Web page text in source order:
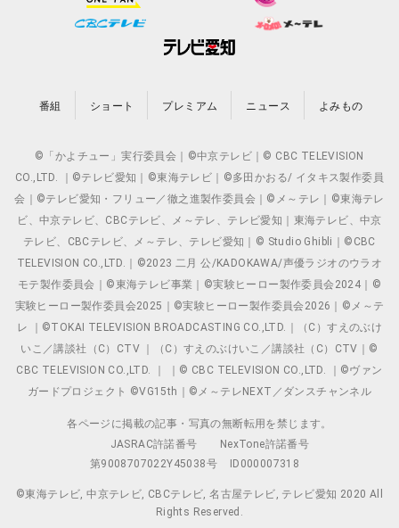
番組 ショート プレミアム ニュース よみもの
©「かよチュー」実行委員会｜©中京テレビ｜© CBC TELEVISION
CO.,LTD. ｜©テレビ愛知｜©東海テレビ｜©多田かおる/ イタキス製作委員
会｜©テレビ愛知・フリュー／徹之進製作委員会｜©メ～テレ｜©東海テレ
ビ、中京テレビ、CBCテレビ、メ～テレ、テレビ愛知｜東海テレビ、中京
テレビ、CBCテレビ、メ～テレ、テレビ愛知｜© Studio Ghibli｜©CBC
TELEVISION CO.,LTD.｜©2023 二月 公/KADOKAWA/声優ラジオのウラオ
モテ製作委員会｜©東海テレビ事業｜©実験ヒーロー製作委員会2024｜©
実験ヒーロー製作委員会2025｜©実験ヒーロー製作委員会2026｜©メ～テ
レ ｜©TOKAI TELEVISION BROADCASTING CO.,LTD.｜（C）すえのぶけ
いこ／講談社（C）CTV ｜（C）すえのぶけいこ／講談社（C）CTV｜©
CBC TELEVISION CO.,LTD. ｜ ｜© CBC TELEVISION CO.,LTD. ｜©ヴァン
ガードプロジェクト ©VG15th｜©メ～テレNEXT／ダンスチャンネル
各ページに掲載の記事・写真の無断転用を禁じます。
JASRAC許諾番号
NexTone許諾番号
第9008707022Y45038号
ID000007318
©東海テレビ, 中京テレビ, CBCテレビ, 名古屋テレビ, テレビ愛知 2020 All
Rights Reserved.